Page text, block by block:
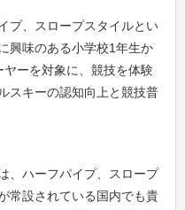
プ、スロープスタイルとい
興味のある小学校1年生か
ーを対象に、競技を体験
スキーの認知向上と競技普
、ハーフパイプ、スロープ
常設されている国内でも貴